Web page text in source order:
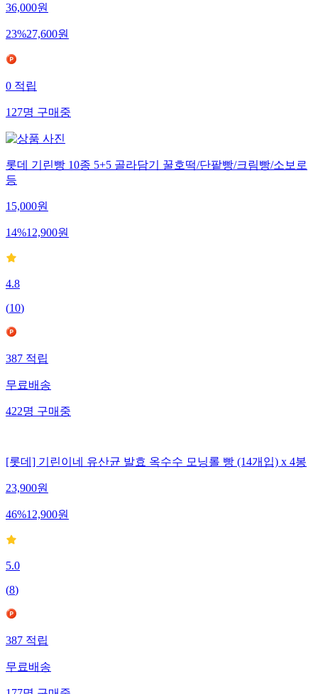
36,000원
23%27,600원
0적립
127명구매중
롯데 기린빵 10종 5+5 골라담기 꿀호떡/단팥빵/크림빵/소보로
등
15,000원
14%12,900원
4.8
(10)
387적립
무료배송
422명구매중
[롯데] 기린이네 유산균 발효 옥수수 모닝롤 빵 (14개입) x 4봉
23,900원
46%12,900원
5.0
(8)
387적립
무료배송